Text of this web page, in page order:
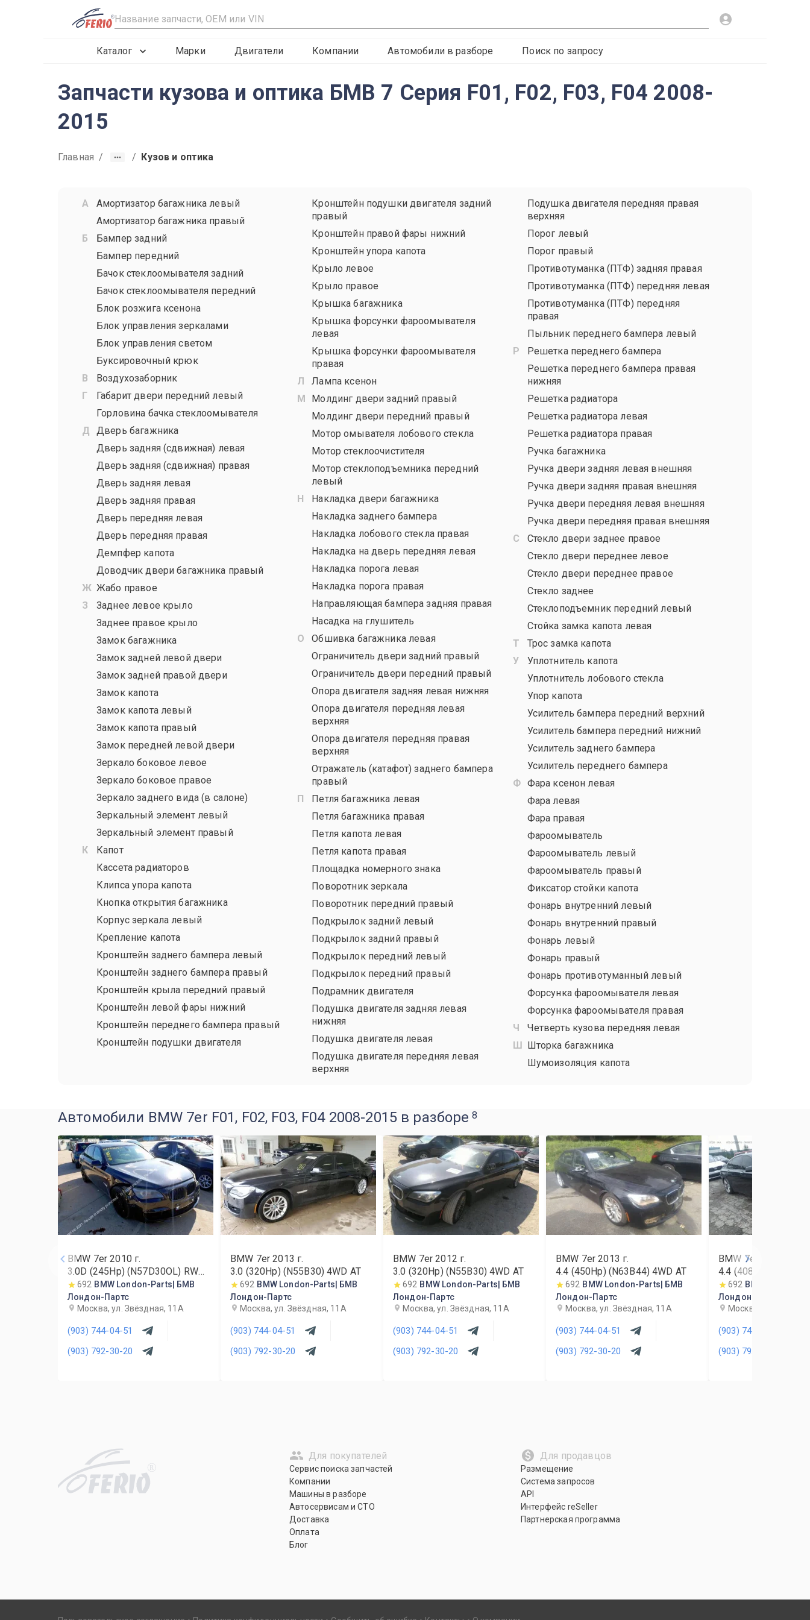
R
Каталог Марки Двигатели Компании Автомобили в разборе Поиск по запросу
Запчасти кузова и оптика БМВ 7 Серия F01, F02, F03, F04 2008-
2015
Главная / / Кузов и оптика
Амортизатор багажника левый
Амортизатор багажника правый
Бампер задний
Бампер передний
Бачок стеклоомывателя задний
Бачок стеклоомывателя передний
Блок розжига ксенона
Блок управления зеркалами
Блок управления светом
Буксировочный крюк
Воздухозаборник
Габарит двери передний левый
Горловина бачка стеклоомывателя
Дверь багажника
Дверь задняя (сдвижная) левая
Дверь задняя (сдвижная) правая
Дверь задняя левая
Дверь задняя правая
Дверь передняя левая
Дверь передняя правая
Демпфер капота
Доводчик двери багажника правый
Жабо правое
Заднее левое крыло
Заднее правое крыло
Замок багажника
Замок задней левой двери
Замок задней правой двери
Замок капота
Замок капота левый
Замок капота правый
Замок передней левой двери
Зеркало боковое левое
Зеркало боковое правое
Зеркало заднего вида (в салоне)
Зеркальный элемент левый
Зеркальный элемент правый
Капот
Кассета радиаторов
Клипса упора капота
Кнопка открытия багажника
Корпус зеркала левый
Крепление капота
Кронштейн заднего бампера левый
Кронштейн заднего бампера правый
Кронштейн крыла передний правый
Кронштейн левой фары нижний
Кронштейн переднего бампера правый
Кронштейн подушки двигателя
Кронштейн подушки двигателя задний
правый
Кронштейн правой фары нижний
Кронштейн упора капота
Крыло левое
Крыло правое
Крышка багажника
Крышка форсунки фароомывателя
левая
Крышка форсунки фароомывателя
правая
Лампа ксенон
Молдинг двери задний правый
Молдинг двери передний правый
Мотор омывателя лобового стекла
Мотор стеклоочистителя
Мотор стеклоподъемника передний
левый
Накладка двери багажника
Накладка заднего бампера
Накладка лобового стекла правая
Накладка на дверь передняя левая
Накладка порога левая
Накладка порога правая
Направляющая бампера задняя правая
Насадка на глушитель
Обшивка багажника левая
Ограничитель двери задний правый
Ограничитель двери передний правый
Опора двигателя задняя левая нижняя
Опора двигателя передняя левая
верхняя
Опора двигателя передняя правая
верхняя
Отражатель (катафот) заднего бампера
правый
Петля багажника левая
Петля багажника правая
Петля капота левая
Петля капота правая
Площадка номерного знака
Поворотник зеркала
Поворотник передний правый
Подкрылок задний левый
Подкрылок задний правый
Подкрылок передний левый
Подкрылок передний правый
Подрамник двигателя
Подушка двигателя задняя левая
нижняя
Подушка двигателя левая
Подушка двигателя передняя левая
верхняя
Подушка двигателя передняя правая
верхняя
Порог левый
Порог правый
Противотуманка (ПТФ) задняя правая
Противотуманка (ПТФ) передняя левая
Противотуманка (ПТФ) передняя
правая
Пыльник переднего бампера левый
Решетка переднего бампера
Решетка переднего бампера правая
нижняя
Решетка радиатора
Решетка радиатора левая
Решетка радиатора правая
Ручка багажника
Ручка двери задняя левая внешняя
Ручка двери задняя правая внешняя
Ручка двери передняя левая внешняя
Ручка двери передняя правая внешняя
Стекло двери заднее правое
Стекло двери переднее левое
Стекло двери переднее правое
Стекло заднее
Стеклоподъемник передний левый
Стойка замка капота левая
Трос замка капота
Уплотнитель капота
Уплотнитель лобового стекла
Упор капота
Усилитель бампера передний верхний
Усилитель бампера передний нижний
Усилитель заднего бампера
Усилитель переднего бампера
Фара ксенон левая
Фара левая
Фара правая
Фароомыватель
Фароомыватель левый
Фароомыватель правый
Фиксатор стойки капота
Фонарь внутренний левый
Фонарь внутренний правый
Фонарь левый
Фонарь правый
Фонарь противотуманный левый
Форсунка фароомывателя левая
Форсунка фароомывателя правая
Четверть кузова передняя левая
Шторка багажника
Шумоизоляция капота
Автомобили BMW 7er F01, F02, F03, F04 2008-2015 в разборе 8
BMW 7er 2010г.
3.0D (245Hp) (N57D30OL) RWD
AT692 BMW London-Parts| БМВ
Лондон-Партс
Москва, ул. Звёздная, 11А
(903) 744-04-51
(903) 792-30-20
BMW 7er 2013 г.
3.0 (320Hp) (N55B30) 4WD AT
692 BMW London-Parts| БМВ
Лондон-Партс
Москва, ул. Звёздная, 11А
(903) 744-04-51
(903) 792-30-20
BMW 7er 2012 г.
3.0 (320Hp) (N55B30) 4WD AT
692 BMW London-Parts| БМВ
Лондон-Партс
Москва, ул. Звёздная, 11А
(903) 744-04-51
(903) 792-30-20
BMW 7er 2013 г.
4.4 (450Hp) (N63B44) 4WD AT
692 BMW London-Parts| БМВ
Лондон-Партс
Москва, ул. Звёздная, 11А
(903) 744-04-51
(903) 792-30-20
BMW 7er
4.4 (408Hp)
692 BMW London-
Лондон-Партс
Москва, ул.
(903) 744-04-51
(903) 792-30-20
R
Для покупателей
Сервис поиска запчастей
Компании
Машины в разборе
Автосервисам и СТО
Доставка
Оплата
Блог
Для продавцов
Размещение
Система запросов
API
Интерфейс reSeller
Партнерская программа